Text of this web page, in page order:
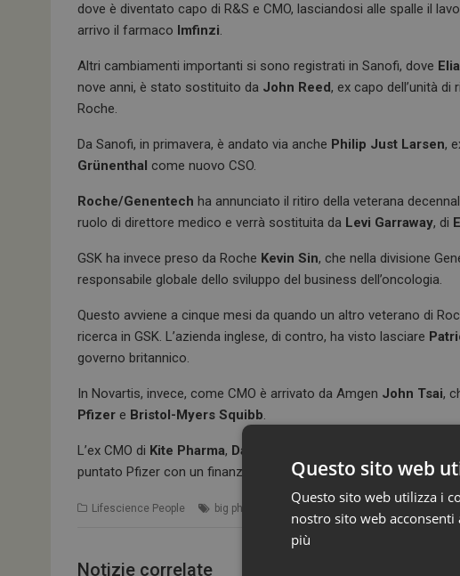
dove è diventato capo di R&S e CMO, lasciandosi alle spalle il
arrivo il farmaco Imfinzi.
Altri cambiamenti importanti si sono registrati in Sanofi, dove
nove anni, è stato sostituito da John Reed, ex capo dell’unità
Roche.
Da Sanofi, in primavera, è andato via anche Philip Just Larsen,
Grünenthal come nuovo CSO.
Roche/Genentech ha annunciato il ritiro della veterana
ruolo di direttore medico e verrà sostituita da Levi Garraway, di
GSK ha invece preso da Roche Kevin Sin, che nella divisione
responsabile globale dello sviluppo del business dell’oncologia.
Questo avviene a cinque mesi da quando un altro veterano di
ricerca in GSK. L’azienda inglese, di contro, ha visto lasciare
governo britannico.
In Novartis, invece, come CMO è arrivato da Amgen John Tsai,
Pfizer e Bristol-Myers Squibb.
L’ex CMO di Kite Pharma, David Chang
puntato Pfizer con un finanziamento sull’attività nel settore delle
Lifescience People big pharma
Notizie correlate
Questo sito web
Questo sito web utilizza i
nostro sito web
più